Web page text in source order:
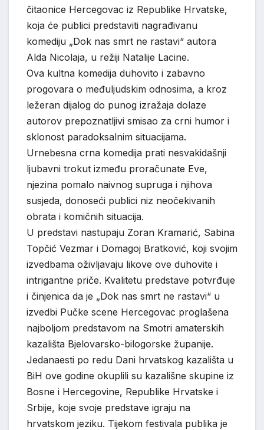
čitaonice Hercegovac iz Republike Hrvatske,
koja će publici predstaviti nagrađivanu
komediju „Dok nas smrt ne rastavi“ autora
Alda Nicolaja, u režiji Natalije Lacine.
Ova kultna komedija duhovito i zabavno
progovara o međuljudskim odnosima, a kroz
ležeran dijalog do punog izražaja dolaze
autorov prepoznatljivi smisao za crni humor i
sklonost paradoksalnim situacijama.
Urnebesna crna komedija prati nesvakidašnji
ljubavni trokut između proračunate Eve,
njezina pomalo naivnog supruga i njihova
susjeda, donoseći publici niz neočekivanih
obrata i komičnih situacija.
U predstavi nastupaju Zoran Kramarić, Sabina
Topčić Vezmar i Domagoj Bratković, koji svojim
izvedbama oživljavaju likove ove duhovite i
intrigantne priče. Kvalitetu predstave potvrđuje
i činjenica da je „Dok nas smrt ne rastavi“ u
izvedbi Pučke scene Hercegovac proglašena
najboljom predstavom na Smotri amaterskih
kazališta Bjelovarsko-bilogorske županije.
Jedanaesti po redu Dani hrvatskog kazališta u
BiH ove godine okuplili su kazališne skupine iz
Bosne i Hercegovine, Republike Hrvatske i
Srbije, koje svoje predstave igraju na
hrvatskom jeziku. Tijekom festivala publika je